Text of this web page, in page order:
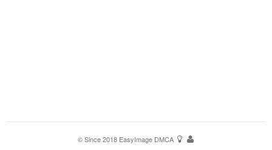
© Since 2018 EasyImage DMCA